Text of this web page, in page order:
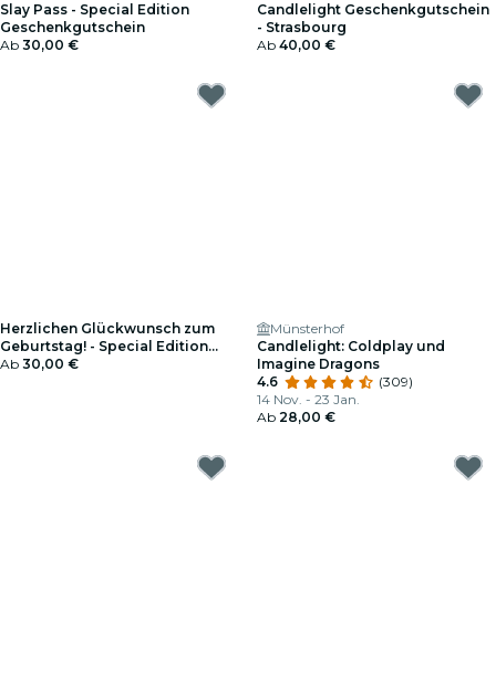
Slay Pass - Special Edition
Geschenkgutschein
Ab 30,00 €
Candlelight Geschenkgutschein
- Strasbourg
Ab 40,00 €
Herzlichen Glückwunsch zum
Geburtstag! - Special Edition
Geschenkgutschein
Ab 30,00 €
Münsterhof
Candlelight: Coldplay und
Imagine Dragons
4.6
(309)
14 Nov. - 23 Jan.
Ab 28,00 €